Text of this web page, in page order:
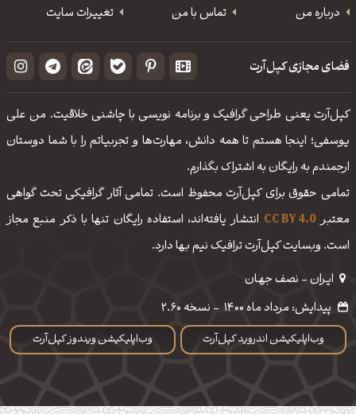
درباره من
تماس با من تغییرات سایت
فضای مجازی کپل‌آرت
کپل‌آرت یعنی طراحی گرافیک و برنامه نویسی با چاشنی خلاقیت. من علی
یوسفی؛ اینجا هستم تا همه دانش، مهارت‌‌ها و تجربیاتم را با شما دوستان
ارجمندم به رایگان به اشتراک بگذارم.
تمامی حقوق برای کپل‌آرت محفوظ است. تمامی آثار گرافیکی تحت گواهی
معتبرCC BY 4.0 انتشار یافته‌اند، استفاده رایگان تنها با ذکر منبع مجاز
است. وبسایت کپل‌آرت ترافیک نیم بها دارد.
ایـران - نصف جهـان
وب‌اپلیکیشن اندروید کپل‌آرت وب‌اپلیکیشن ویندوز کپل‌آرت
پیدایش: مرداد ماه 1400 - نسخه 2.60